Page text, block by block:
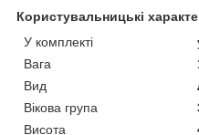
Користувальницькі
У комплекті
Вага
Вид
Вікова група
Висота